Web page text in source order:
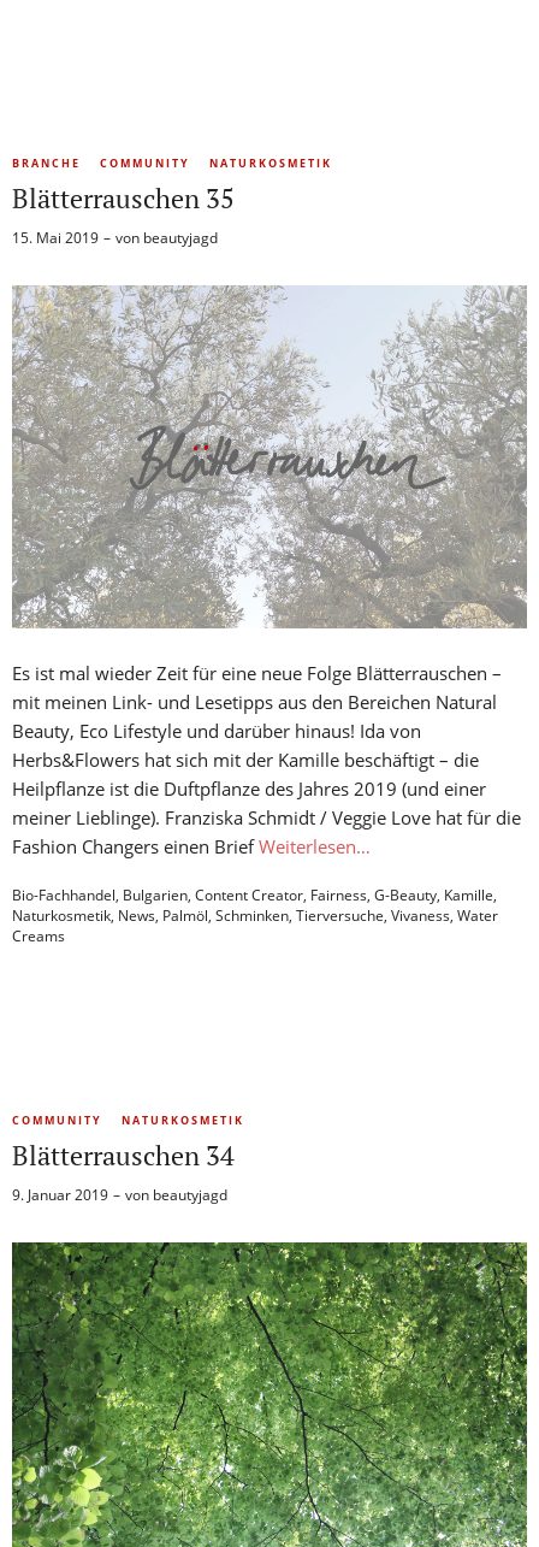
BRANCHE COMMUNITY NATURKOSMETIK
Blätterrauschen 35
15. Mai 2019 von beautyjagd
Es ist mal wieder Zeit für eine neue Folge Blätterrauschen –
mit meinen Link- und Lesetipps aus den Bereichen Natural
Beauty, Eco Lifestyle und darüber hinaus! Ida von
Herbs&Flowers hat sich mit der Kamille beschäftigt – die
Heilpflanze ist die Duftpflanze des Jahres 2019 (und einer
meiner Lieblinge). Franziska Schmidt / Veggie Love hat für die
Fashion Changers einen BriefWeiterlesen…
Bio-Fachhandel, Bulgarien, Content Creator, Fairness, G-Beauty, Kamille,
Naturkosmetik, News, Palmöl, Schminken, Tierversuche, Vivaness, Water
Creams
COMMUNITY NATURKOSMETIK
Blätterrauschen 34
9. Januar 2019 von beautyjagd